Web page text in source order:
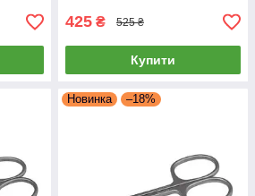
425 ₴ 525 ₴
Купити
Новинка –18%